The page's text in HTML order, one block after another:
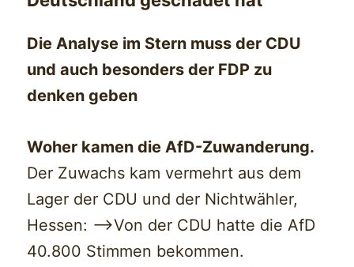
Die Analyse im Stern muss der CDU
und auch besonders der FDP zu
denken geben
Woher kamen die AfD-Zuwanderung.
Der Zuwachs kam vermehrt aus dem
Lager der CDU und der Nichtwähler,
Hessen: —>Von der CDU hatte die AfD
40.800 Stimmen bekommen.